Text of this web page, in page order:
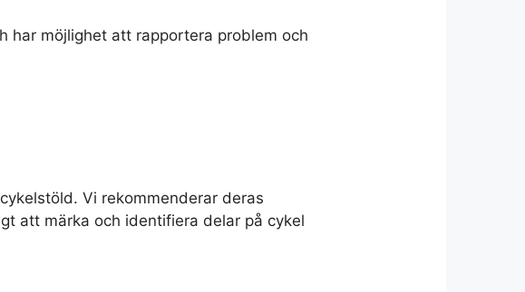
har möjlighet att rapportera problem och
Vi rekommenderar deras
att märka och identifiera delar på cykel